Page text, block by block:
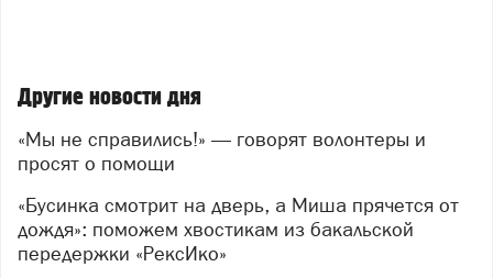
второй шанс внести свой вклад.
Поэтому волонтёры повторяют
акцию — добровольцев ждут 8 и 9 августа (суббота и
Что пригодится:
инструменты: бензопилы, гвоздодёры,
Другие новости дня
«Мы не справились!» — говорят волонтеры и
просят о помощи
«Бусинка смотрит на дверь, а Миша прячется от
дождя»: поможем хвостикам из бакальской
передержки «РексИко»